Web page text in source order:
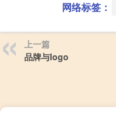
网络标签：
上一篇
品牌与logo